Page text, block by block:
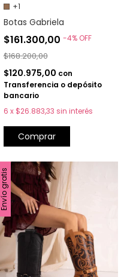
+1
Botas Gabriela
$161.300,00 -4% OFF
$168.200,00
$120.975,00 con
Transferencia o depósito
bancario
6 x $26.883,33 sin interés
Comprar
Envío gratis